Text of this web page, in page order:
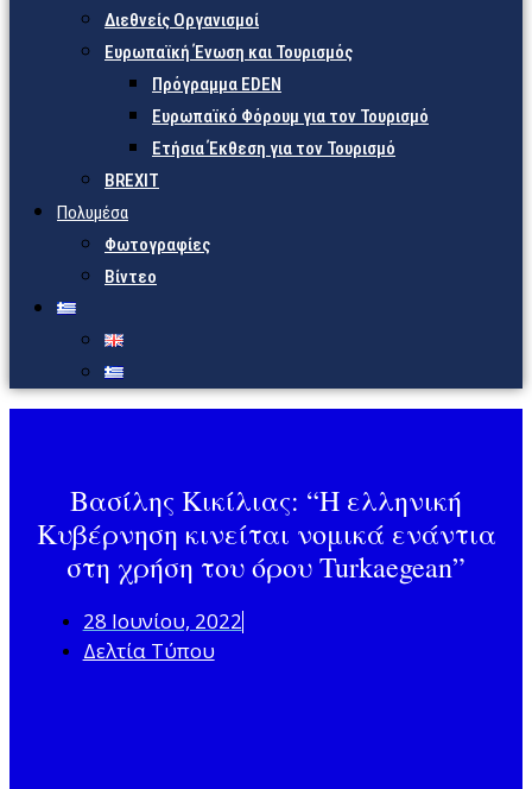
Διεθνείς Οργανισμοί
Ευρωπαϊκή Ένωση και Τουρισμός
Πρόγραμμα EDEN
Ευρωπαϊκό Φόρουμ για τον Τουρισμό
Ετήσια Έκθεση για τον Τουρισμό
BREXIT
Πολυμέσα
Φωτογραφίες
Βίντεο
Βασίλης Κικίλιας: “Η ελληνική
Κυβέρνηση κινείται νομικά ενάντια
στη χρήση του όρου Turkaegean”
28 Ιουνίου, 2022
Δελτία Τύπου